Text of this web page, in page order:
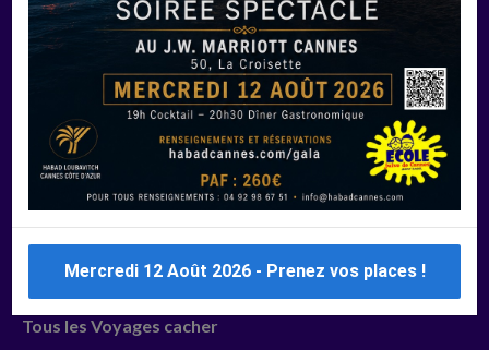
Manger Cacher
Liste des restaurants cacher
Restaurants cacher à Paris
Restaurants cacher à Deauville
Restaurants cacher à Lyon
Restaurants cacher à Marseille
Restaurants cacher Dubaï
Tous les Voyages cacher
Mercredi 12 Août 2026 - Prenez vos places !